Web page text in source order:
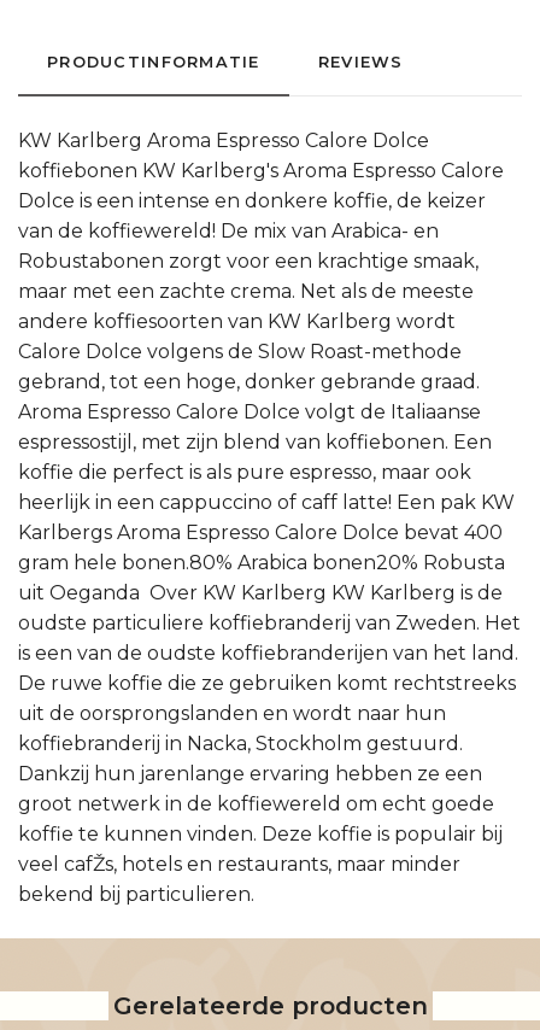
PRODUCTINFORMATIE REVIEWS
KW Karlberg Aroma Espresso Calore Dolce
koffiebonen KW Karlberg's Aroma Espresso Calore
Dolce is een intense en donkere koffie, de keizer
van de koffiewereld! De mix van Arabica- en
Robustabonen zorgt voor een krachtige smaak,
maar met een zachte crema. Net als de meeste
andere koffiesoorten van KW Karlberg wordt
Calore Dolce volgens de Slow Roast-methode
gebrand, tot een hoge, donker gebrande graad.
Aroma Espresso Calore Dolce volgt de Italiaanse
espressostijl, met zijn blend van koffiebonen. Een
koffie die perfect is als pure espresso, maar ook
heerlijk in een cappuccino of caff latte! Een pak KW
Karlbergs Aroma Espresso Calore Dolce bevat 400
gram hele bonen.80% Arabica bonen20% Robusta
uit Oeganda Over KW Karlberg KW Karlberg is de
oudste particuliere koffiebranderij van Zweden. Het
is een van de oudste koffiebranderijen van het land.
De ruwe koffie die ze gebruiken komt rechtstreeks
uit de oorsprongslanden en wordt naar hun
koffiebranderij in Nacka, Stockholm gestuurd.
Dankzij hun jarenlange ervaring hebben ze een
groot netwerk in de koffiewereld om echt goede
koffie te kunnen vinden. Deze koffie is populair bij
veel cafŽs, hotels en restaurants, maar minder
bekend bij particulieren.
Gerelateerde producten